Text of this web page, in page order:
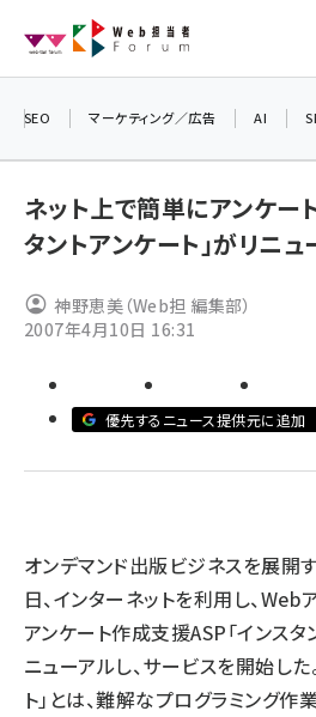
ン
ai (2820)
note (2322)
llmo (1167)
SEO マーケティング／広告 AI
ネット上で簡単にアンケー
タントアンケート」がリニュ
神野恵美（Web担 編集部）
2007年4月10日 16:31
優先するニュース提供元に追加
オンデマンド出版ビジネスを展開
日、インターネットを利用し、Web
アンケート作成支援ASP「インスタ
ニューアルし、サービスを開始した
ト」とは、難解なプログラミング作